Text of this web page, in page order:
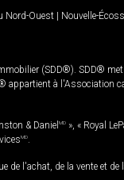
Nord-Ouest | Nouvelle-
(SDD®). SDD®
à l'Association
& Daniel MD », « Royal
MD
l'achat, de la vente et